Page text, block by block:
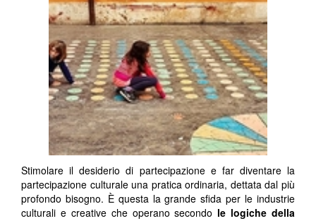
Stimolare il desiderio di partecipazione e far diventare la
partecipazione culturale una pratica ordinaria, dettata dal più
profondo bisogno. È questa la grande sfida per le industrie
culturali e creative che operano secondo le logiche della